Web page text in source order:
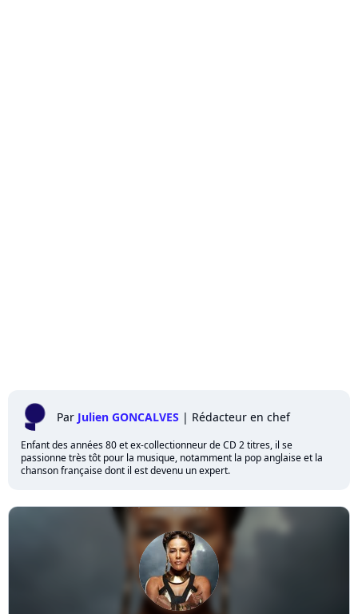
Par Julien GONCALVES | Rédacteur en chef
Enfant des années 80 et ex-collectionneur de CD 2 titres, il se
passionne très tôt pour la musique, notamment la pop anglaise et la
chanson française dont il est devenu un expert.